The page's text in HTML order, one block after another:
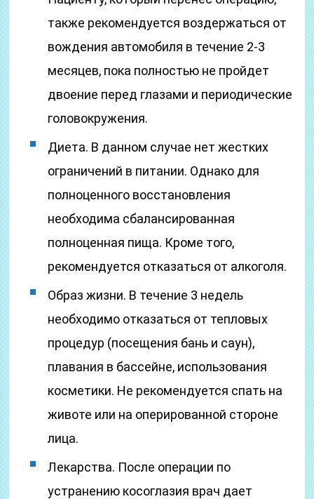
также рекомендуется воздержаться от
вождения автомобиля в течение 2-3
месяцев, пока полностью не пройдет
двоение перед глазами и периодические
головокружения.
Диета. В данном случае нет жестких
ограничений в питании. Однако для
полноценного восстановления
необходима сбалансированная
полноценная пища. Кроме того,
рекомендуется отказаться от алкоголя.
Образ жизни. В течение 3 недель
необходимо отказаться от тепловых
процедур (посещения бань и саун),
плавания в бассейне, использования
косметики. Не рекомендуется спать на
животе или на оперированной стороне
лица.
Лекарства. После операции по
устранению косоглазия врач дает